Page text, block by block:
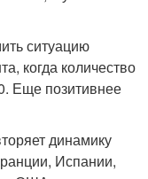
ситуацию
когда количество
Еще позитивнее
динамику
Испании,